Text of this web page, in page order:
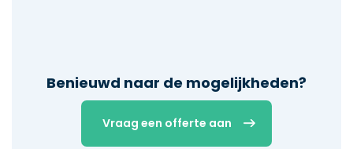
Benieuwd naar de mogelijkheden?
Vraag een offerte aan